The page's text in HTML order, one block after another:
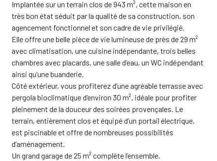
Implantée sur un terrain clos de 943 m², cette maison en
très bon état séduit par la qualité de sa construction, son
agencement fonctionnel et son cadre de vie privilégié.
Elle offre une belle pièce de vie lumineuse de près de 29 m²
avec climatisation, une cuisine indépendante, trois belles
chambres avec placards, une salle d’eau, un WC indépendant
ainsi qu’une buanderie.
Côté extérieur, vous profiterez d’une agréable terrasse avec
pergola bioclimatique d’environ 30 m², idéale pour profiter
pleinement de la douceur des soirées provençales. Le
terrain, entièrement clos et équipé d’un portail électrique,
est piscinable et offre de nombreuses possibilités
d’aménagement.
Un grand garage de 25 m² complète l’ensemble.